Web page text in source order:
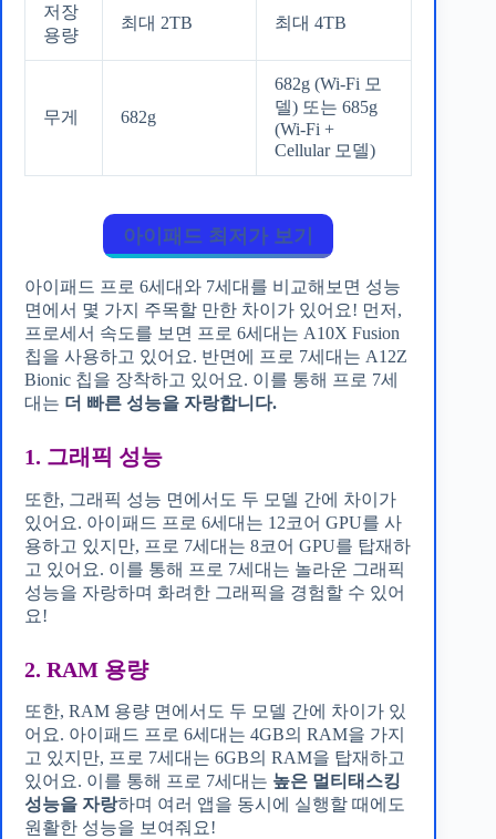
저장
용량
최대 2TB 최대 4TB
무게 682g
682g (Wi-Fi 모
델) 또는 685g
(Wi-Fi +
Cellular 모델)
아이패드 최저가 보기
아이패드 프로 6세대와 7세대를 비교해보면 성능
면에서 몇 가지 주목할 만한 차이가 있어요! 먼저,
프로세서 속도를 보면 프로 6세대는 A10X Fusion
칩을 사용하고 있어요. 반면에 프로 7세대는 A12Z
Bionic 칩을 장착하고 있어요. 이를 통해 프로 7세
대는 더 빠른 성능을 자랑합니다.
1. 그래픽 성능
또한, 그래픽 성능 면에서도 두 모델 간에 차이가
있어요. 아이패드 프로 6세대는 12코어 GPU를 사
용하고 있지만, 프로 7세대는 8코어 GPU를 탑재하
고 있어요. 이를 통해 프로 7세대는 놀라운 그래픽
성능을 자랑하며 화려한 그래픽을 경험할 수 있어
요!
2. RAM 용량
또한, RAM 용량 면에서도 두 모델 간에 차이가 있
어요. 아이패드 프로 6세대는 4GB의 RAM을 가지
고 있지만, 프로 7세대는 6GB의 RAM을 탑재하고
있어요. 이를 통해 프로 7세대는 높은 멀티태스킹
성능을 자랑하며 여러 앱을 동시에 실행할 때에도
원활한 성능을 보여줘요!